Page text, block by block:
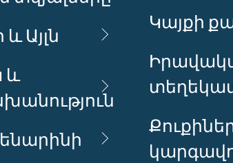
Այլն
և
Կայքի